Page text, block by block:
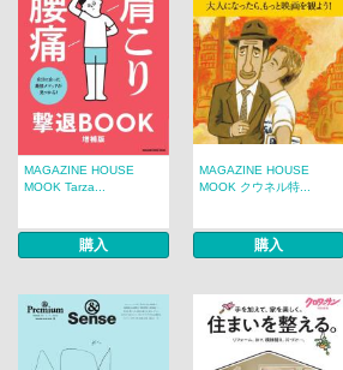
MAGAZINE HOUSE
MOOK Tarza...
購入
MAGAZINE HOUSE
MOOK クウネル特...
購入